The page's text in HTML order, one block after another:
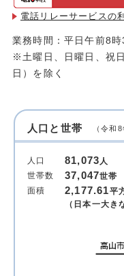
電話リレーサービスの
業務時間：平日午前8
※土曜日、日曜日、祝
日）を除く
人口と世帯 （令和
人口 81,073人
世帯数
37,047世帯
面積
2,177.61平
（日本一大き